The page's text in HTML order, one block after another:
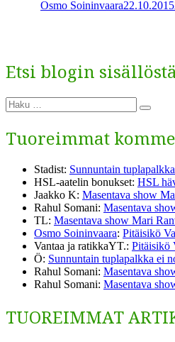
Osmo Soininvaara22.10.2015
Etsi blogin
Etsi:
Haku
Tuoreimmat
Stadist: Sunnuntain
HSL-aatelin bonukset: HSL
Jaakko K: Masentava show
Rahul Somani: Masentava
TL: Masentava show Mari
Osmo Soininvaara: Pitäisikö
Vantaa ja ratikkaYT.: Pitäisikö
Ö: Sunnuntain tuplapalkka ei
Rahul Somani: Masentava
Rahul Somani: Masentava
TUOREIMMAT